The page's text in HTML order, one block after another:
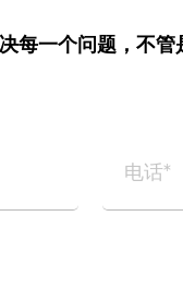
每一个问题，不